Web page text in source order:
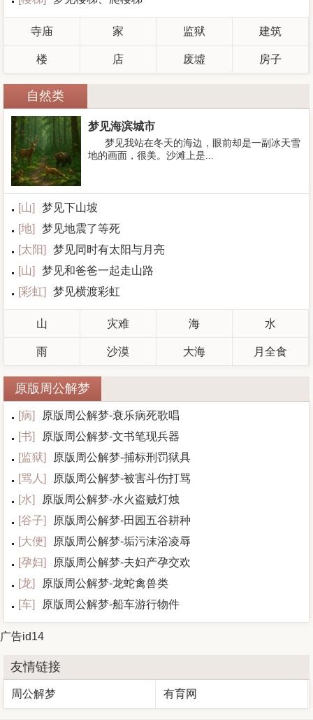
寺庙 家 监狱 建筑
楼 店 废墟 房子
自然类
梦见海滨城市
梦见我站在冬天的海边，眼前却是一副冰天雪
地的画面，很美。沙滩上是...
[山]
梦见下山坡
[地]
梦见地震了等死
[太阳]
梦见同时有太阳与月亮
[山]
梦见和爸爸一起走山路
[彩虹] 梦见横渡彩虹
山 灾难 海 水
雨 沙漠 大海 月全食
原版周公解梦
[病]
原版周公解梦-衰乐病死歌唱
[书]
原版周公解梦-文书笔现兵器
[监狱]
原版周公解梦-捕标刑罚狱具
[骂人 ]
原版周公解梦-被害斗伤打骂
[水]
原版周公解梦-水火盗贼灯烛
[谷子]
原版周公解梦-田园五谷耕种
[大便]
原版周公解梦-垢污沫浴凌辱
[孕妇]
原版周公解梦-夫妇产孕交欢
[龙]
原版周公解梦-龙蛇禽兽类
[车] 原版周公解梦-船车游行物件
广告id14
友情链接
周公解梦 有育网